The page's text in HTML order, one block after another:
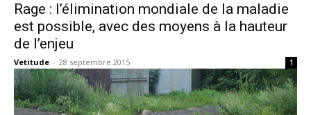
Rage : l’élimination mondiale de la maladie
est possible, avec des moyens à la hauteur
de l’enjeu
Vetitude - 28 septembre 2015 1